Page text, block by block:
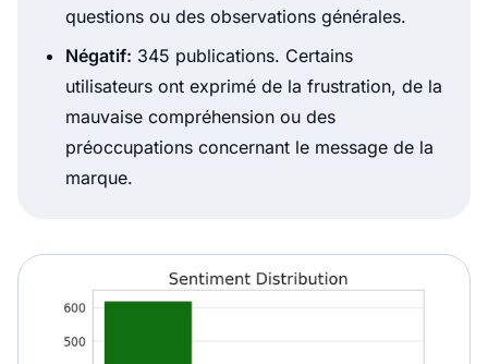
questions ou des observations générales.
Négatif: 345 publications. Certains
utilisateurs ont exprimé de la frustration, de la
mauvaise compréhension ou des
préoccupations concernant le message de la
marque.